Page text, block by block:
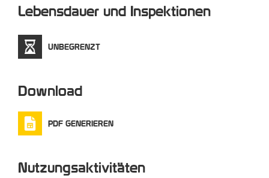
Lebensdauer und Inspektionen
UNBEGRENZT
Download
PDF GENERIEREN
Nutzungsaktivitäten